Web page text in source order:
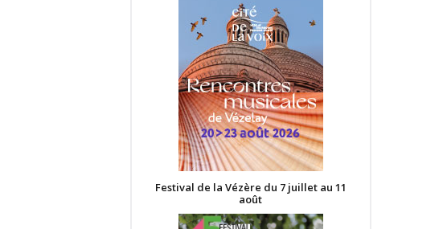
Festival de la Vézère du 7 juillet au 11
août